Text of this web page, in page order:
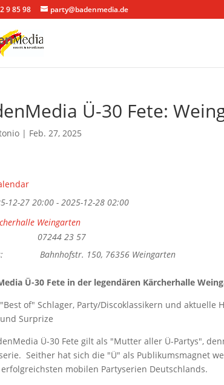
9 85 98 party@badenmedia.de
Ü-30 Fete:
| Feb. 27, 2025
12-27 20:00 - 2025-12-28 02:00
Weingarten
07244 23 57
Bahnhofstr. 150, 76356 Weingarten
Ü-30 Fete in der legendären Kärcherhalle
of" Schlager, Party/Discoklassikern und aktuelle
Surprize
Ü-30 Fete gilt als "Mutter aller Ü-Partys",
Seither hat sich die "Ü" als Publikumsmagnet
mobilen Partyserien Deutschlands.